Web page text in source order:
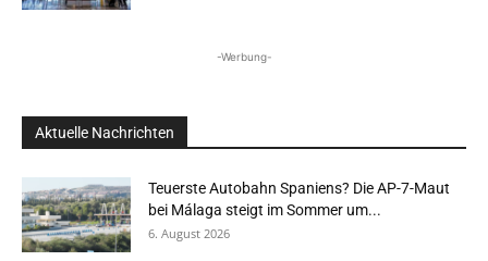
-Werbung-
Aktuelle Nachrichten
Teuerste Autobahn Spaniens? Die AP-7-Maut
bei Málaga steigt im Sommer um...
6. August 2026